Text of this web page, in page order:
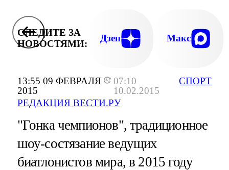
13:55 09 ФЕВРАЛЯ
2015
07:10
10.02.2015
РЕДАКЦИЯ ВЕСТИ.РУ
СПОРТ
СЛЕДИТЕ ЗА
НОВОСТЯМИ:
Дзен Макс
"Гонка чемпионов", традиционное
шоу-состязание ведущих
биатлонистов мира, в 2015 году